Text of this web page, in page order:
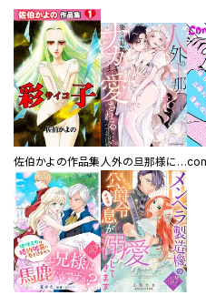
佐伯かよの作品集 人外の旦那様に娶られ毎晩ナカまで愛される…。アンソロジー